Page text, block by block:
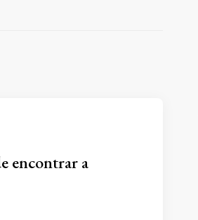
encontrar a